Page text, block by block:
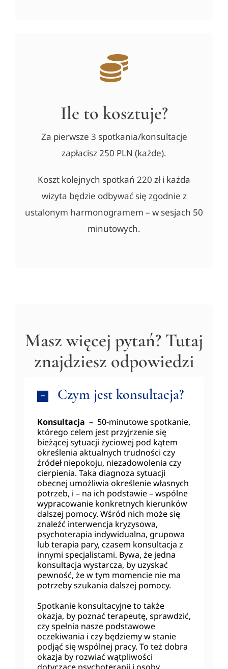
Ile to kosztuje?
Za pierwsze 3 spotkania/konsultacje
zapłacisz 250 PLN (każde).
Koszt kolejnych spotkań 220 zł i każda
wizyta będzie odbywać się zgodnie z
ustalonym harmonogramem – w sesjach 50
minutowych.
Masz więcej pytań? Tutaj
znajdziesz odpowiedzi
Czym jest konsultacja?
Konsultacja – 50-minutowe spotkanie,
którego celem jest przyjrzenie się
bieżącej sytuacji życiowej pod kątem
określenia aktualnych trudności czy
źródeł niepokoju, niezadowolenia czy
cierpienia. Taka diagnoza sytuacji
obecnej umożliwia określenie własnych
potrzeb, i – na ich podstawie – wspólne
wypracowanie konkretnych kierunków
dalszej pomocy. Wśród nich może się
znaleźć interwencja kryzysowa,
psychoterapia indywidualna, grupowa
lub terapia pary, czasem konsultacja z
innymi specjalistami. Bywa, że jedna
konsultacja wystarcza, by uzyskać
pewność, że w tym momencie nie ma
potrzeby szukania dalszej pomocy.
Spotkanie konsultacyjne to także
okazja, by poznać terapeutę, sprawdzić,
czy spełnia nasze podstawowe
oczekiwania i czy będziemy w stanie
podjąć się wspólnej pracy. To też dobra
okazja by rozwiać wątpliwości